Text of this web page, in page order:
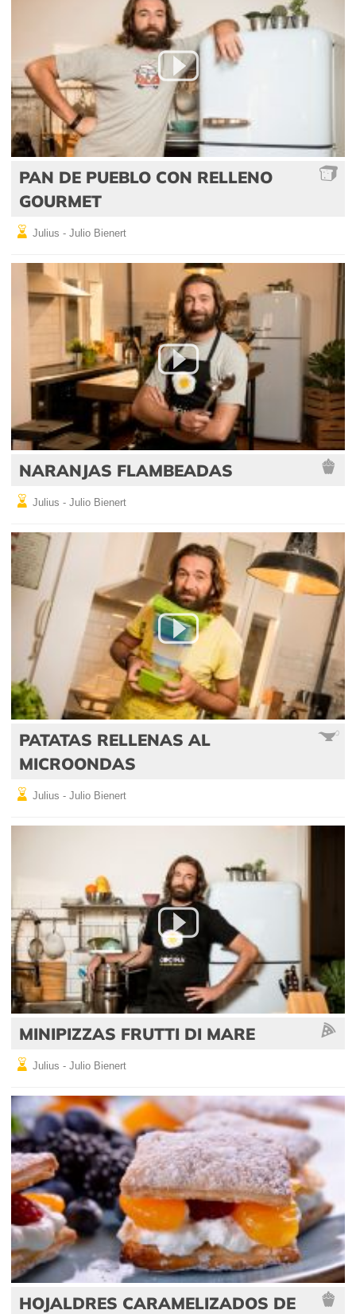
PAN DE PUEBLO CON RELLENO
GOURMET
Julius - Julio Bienert
NARANJAS FLAMBEADAS
Julius - Julio Bienert
PATATAS RELLENAS AL
MICROONDAS
Julius - Julio Bienert
MINIPIZZAS FRUTTI DI MARE
Julius - Julio Bienert
HOJALDRES CARAMELIZADOS DE